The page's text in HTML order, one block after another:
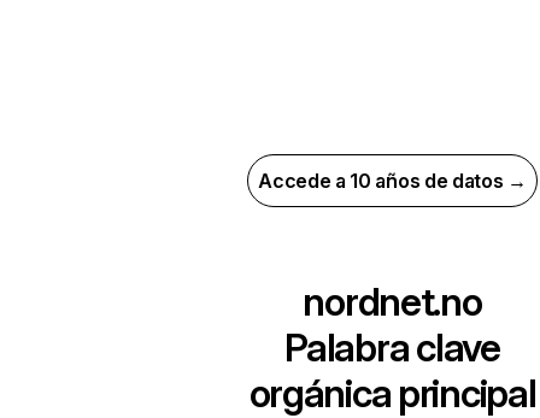
Accede a 10 años de datos →
nordnet.no
Palabra clave
orgánica principal